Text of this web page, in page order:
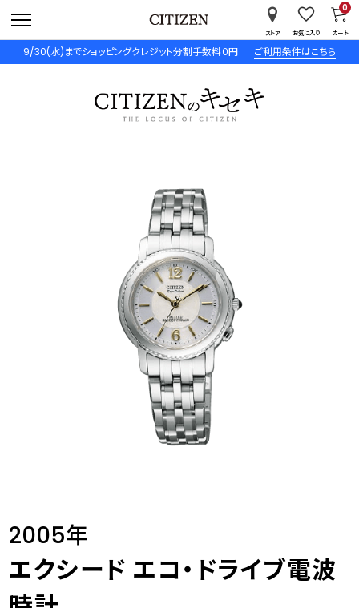
9/30(水)までショッピングクレジット分割手数料０円 ご利用条件はこちら
ストア お気に入り カート
0
2005年
エクシード エコ・ドライブ電波